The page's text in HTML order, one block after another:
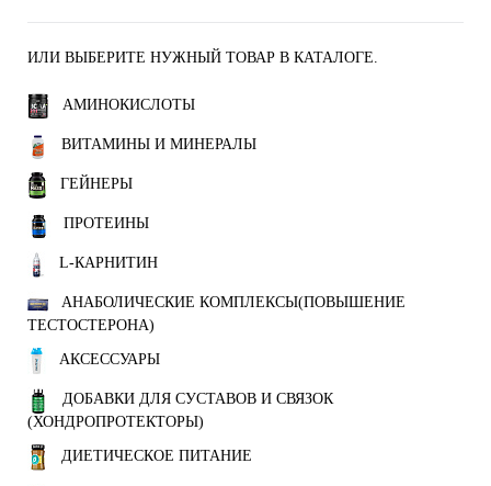
ИЛИ ВЫБЕРИТЕ НУЖНЫЙ ТОВАР В КАТАЛОГЕ.
АМИНОКИСЛОТЫ
ВИТАМИНЫ И МИНЕРАЛЫ
ГЕЙНЕРЫ
ПРОТЕИНЫ
L-КАРНИТИН
АНАБОЛИЧЕСКИЕ КОМПЛЕКСЫ(ПОВЫШЕНИЕ
ТЕСТОСТЕРОНА)
АКСЕССУАРЫ
ДОБАВКИ ДЛЯ СУСТАВОВ И СВЯЗОК
(ХОНДРОПРОТЕКТОРЫ)
ДИЕТИЧЕСКОЕ ПИТАНИЕ